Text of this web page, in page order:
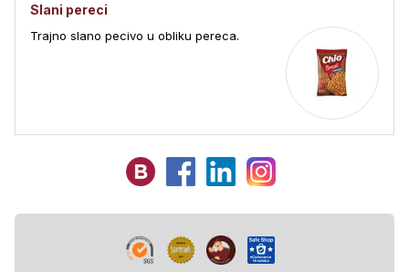
Slani pereci
Trajno slano pecivo u obliku pereca.